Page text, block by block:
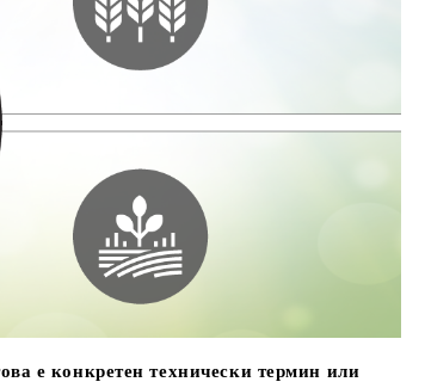
е конкретен технически термин или